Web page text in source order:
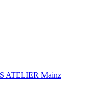
ATELIER Mainz